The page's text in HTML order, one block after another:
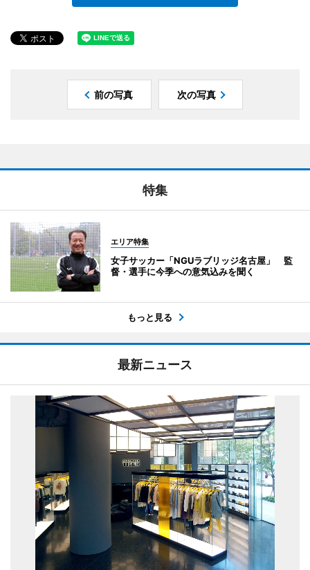
前の写真 次の写真
特集
エリア特集
女子サッカー「NGUラブリッジ名古屋」 監
督・選手に今季への意気込みを聞く
もっと見る
最新ニュース